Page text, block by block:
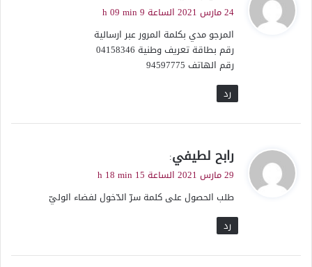
ق
ل
24 مارس 2021 الساعة 9 h 09 min
المرجو مدي بكلمة المرور عبر ارسالية
رقم بطاقة تعريف وطنية 04158346
رقم الهاتف 94597775
رد
ي
ق
ل
رابح لطيفي:
29 مارس 2021 الساعة 15 h 18 min
طلب الحصول على كلمة سرّ الدّخول لفضاء الوليّ
رد